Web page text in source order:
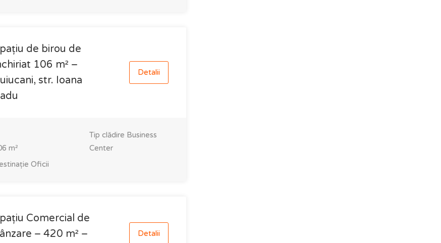
de birou de
106 m² –
str. Ioana
Detalii
m²
Tip clădire Business
Center
Oficii
Comercial de
– 420 m² –
Detalii